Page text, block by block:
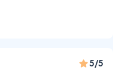
5/5